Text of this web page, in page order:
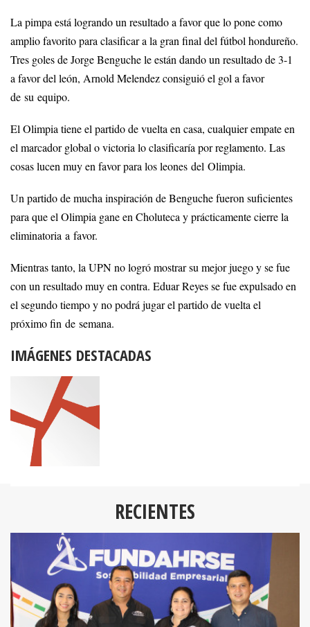
La pimpa está logrando un resultado a favor que lo pone como
amplio favorito para clasificar a la gran final del fútbol hondureño.
Tres goles de Jorge Benguche le están dando un resultado de 3-1
a favor del león, Arnold Melendez consiguió el gol a favor
de su equipo.
El Olimpia tiene el partido de vuelta en casa, cualquier empate en
el marcador global o victoria lo clasificaría por reglamento. Las
cosas lucen muy en favor para los leones del Olimpia.
Un partido de mucha inspiración de Benguche fueron suficientes
para que el Olimpia gane en Choluteca y prácticamente cierre la
eliminatoria a favor.
Mientras tanto, la UPN no logró mostrar su mejor juego y se fue
con un resultado muy en contra. Eduar Reyes se fue expulsado en
el segundo tiempo y no podrá jugar el partido de vuelta el
próximo fin de semana.
IMÁGENES DESTACADAS
RECIENTES